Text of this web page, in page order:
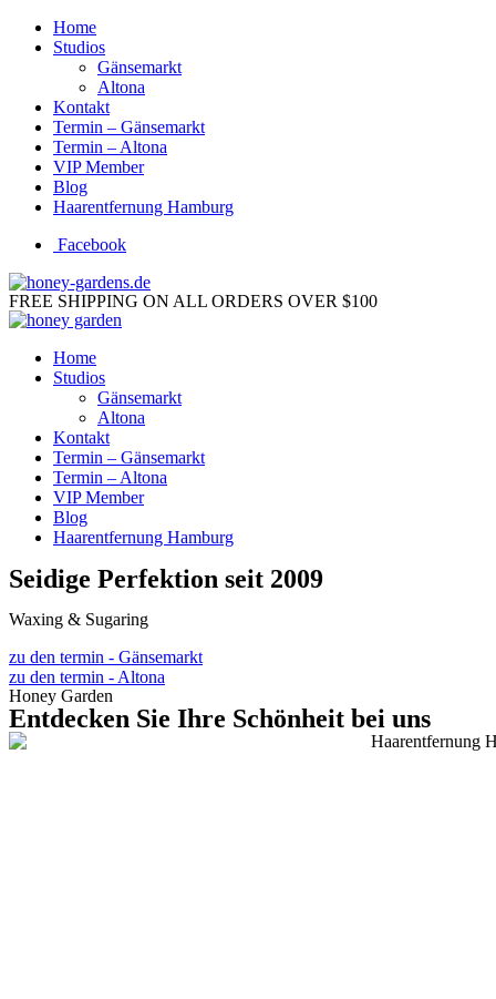
Home
Studios
Gänsemarkt
Altona
Kontakt
Termin – Gänsemarkt
Termin – Altona
VIP Member
Blog
Haarentfernung Hamburg
Facebook
FREE SHIPPING ON ALL ORDERS OVER $100
Home
Studios
Gänsemarkt
Altona
Kontakt
Termin – Gänsemarkt
Termin – Altona
VIP Member
Blog
Haarentfernung Hamburg
Seidige Perfektion seit 2009
Waxing & Sugaring
zu den termin - Gänsemarkt
zu den termin - Altona
Honey Garden
Entdecken Sie Ihre Schönheit bei uns